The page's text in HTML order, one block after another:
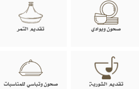
صحون وبوادي تقديم التمر
تقديم الشوربة صحون وتباسي للمناسبات